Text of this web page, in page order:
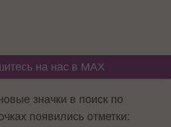
на нас в MAX
значки в поиск по
появились отметки: